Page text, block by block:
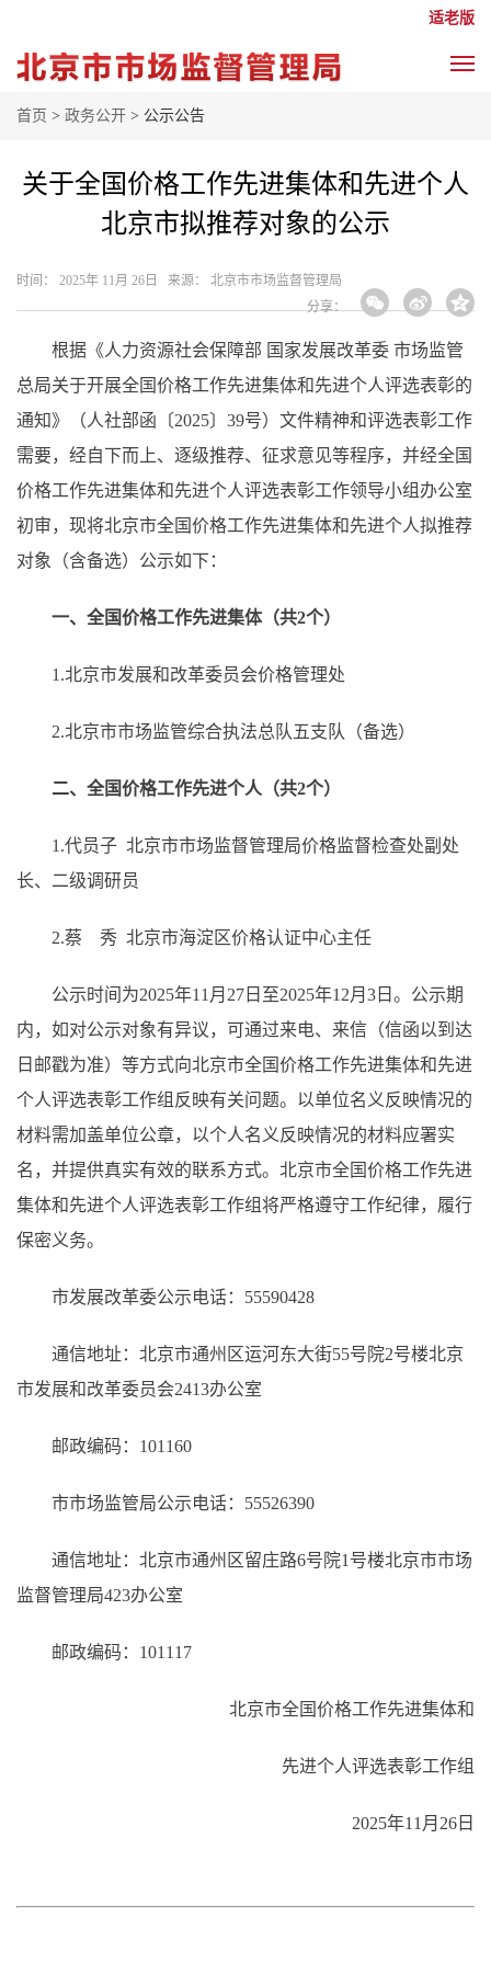
适老版
首页 > 政务公开 > 公示公告
关于全国价格工作先进集体和先进个人
北京市拟推荐对象的公示
时间： 2025年 11月 26日 来源： 北京市市场监督管理局
分享：
根据《人力资源社会保障部 国家发展改革委 市场监管
总局关于开展全国价格工作先进集体和先进个人评选表彰的
通知》（人社部函〔2025〕39号）文件精神和评选表彰工作
需要，经自下而上、逐级推荐、征求意见等程序，并经全国
价格工作先进集体和先进个人评选表彰工作领导小组办公室
初审，现将北京市全国价格工作先进集体和先进个人拟推荐
对象（含备选）公示如下：
一、全国价格工作先进集体（共2个）
1.北京市发展和改革委员会价格管理处
2.北京市市场监管综合执法总队五支队（备选）
二、全国价格工作先进个人（共2个）
1.代员子 北京市市场监督管理局价格监督检查处副处
长、二级调研员
2.蔡 秀 北京市海淀区价格认证中心主任
公示时间为2025年11月27日至2025年12月3日。公示期
内，如对公示对象有异议，可通过来电、来信（信函以到达
日邮戳为准）等方式向北京市全国价格工作先进集体和先进
个人评选表彰工作组反映有关问题。以单位名义反映情况的
材料需加盖单位公章，以个人名义反映情况的材料应署实
名，并提供真实有效的联系方式。北京市全国价格工作先进
集体和先进个人评选表彰工作组将严格遵守工作纪律，履行
保密义务。
市发展改革委公示电话：55590428
通信地址：北京市通州区运河东大街55号院2号楼北京
市发展和改革委员会2413办公室
邮政编码：101160
市市场监管局公示电话：55526390
通信地址：北京市通州区留庄路6号院1号楼北京市市场
监督管理局423办公室
邮政编码：101117
北京市全国价格工作先进集体和
先进个人评选表彰工作组
2025年11月26日